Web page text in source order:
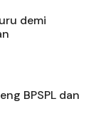
demi
BPSPL dan